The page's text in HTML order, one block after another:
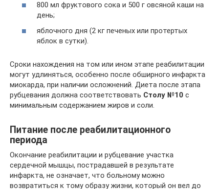
800 мл фруктового сока и 500 г овсяной каши на
день;
яблочного дня (2 кг печеных или протертых
яблок в сутки).
Сроки нахождения на том или ином этапе реабилитации
могут удлиняться, особенно после обширного инфаркта
миокарда, при наличии осложнений. Диета после этапа
рубцевания должна соответствовать Столу №10 с
минимальным содержанием жиров и соли.
Питание после реабилитационного
периода
Окончание реабилитации и рубцевание участка
сердечной мышцы, пострадавшей в результате
инфаркта, не означает, что больному можно
возвратиться к тому образу жизни, который он вел до